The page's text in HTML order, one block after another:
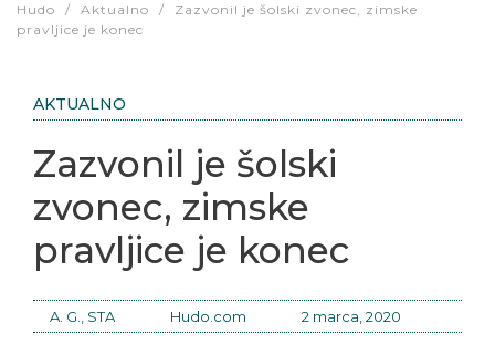
Hudo / Aktualno /
Zazvonil je šolski zvonec, zimske
pravljice je konec
AKTUALNO
Zazvonil je šolski
zvonec, zimske
pravljice je konec
A. G., STA Hudo.com 2 marca, 2020